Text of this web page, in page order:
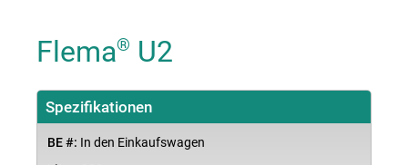
Flema® U2
Spezifikationen
BE #: In den Einkaufswagen